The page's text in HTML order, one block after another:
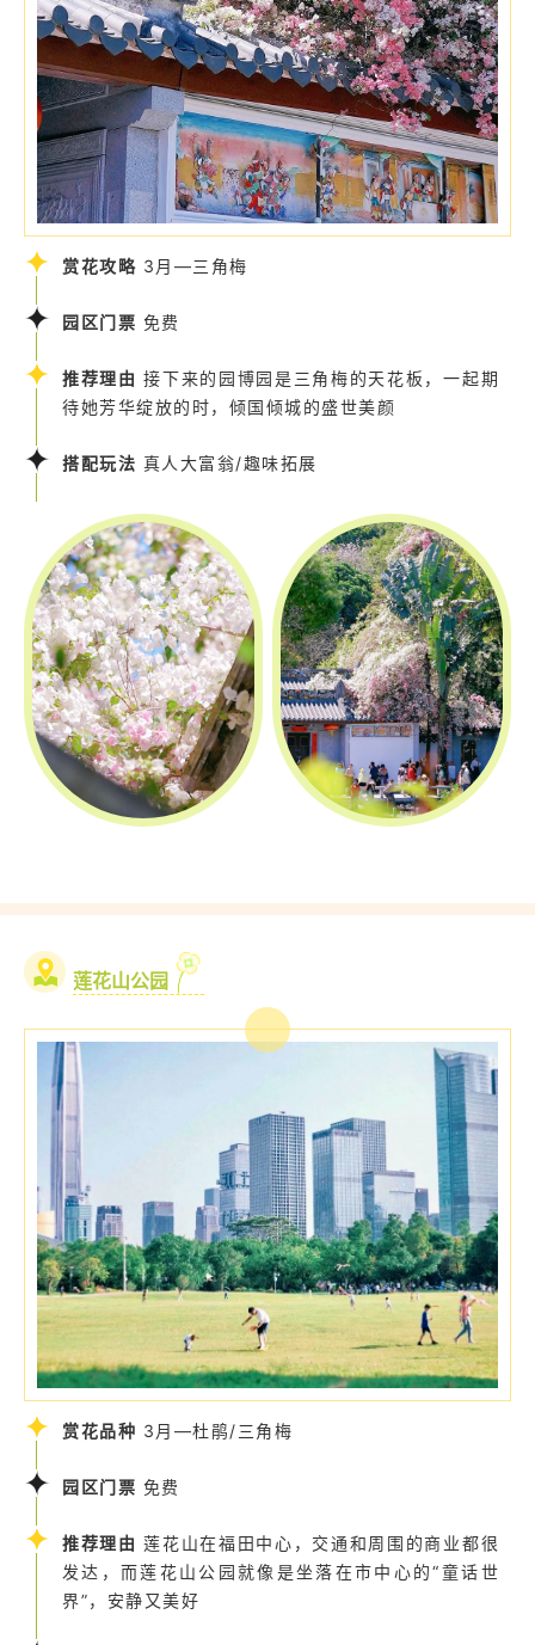
赏花攻略 3月—三角梅
园区门票 免费
推荐理由接下来的园博园是三角梅的天花板，一起期
待她芳华绽放的时，倾国倾城的盛世美颜
搭配玩法 真人大富翁/趣味拓展
莲花山公园
赏花品种 3月—杜鹃/三角梅
园区门票 免费
推荐理由莲花山在福田中心，交通和周围的商业都很
发达，而莲花山公园就像是坐落在市中心的“童话世
界”，安静又美好